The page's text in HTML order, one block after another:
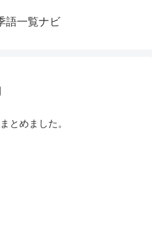
語一覧ナビ
とめました。